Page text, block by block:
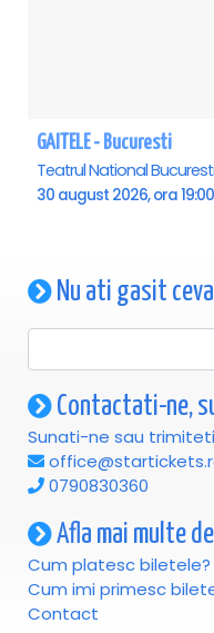
GAITELE - Bucuresti
30 august 2026, ora 19:00
Nu ati gasit
Contactati-ne,
Sunati-ne sau
0790830360
Afla mai multe
Cum platesc biletele?
Cum imi primesc
Contact